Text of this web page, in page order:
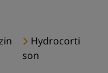
Hydrocorti
son